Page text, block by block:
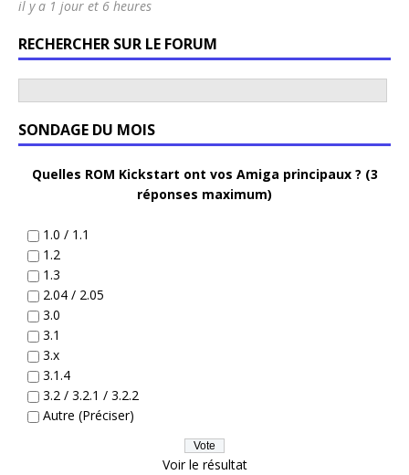
il y a 1 jour et 6 heures
RECHERCHER SUR LE FORUM
SONDAGE DU MOIS
Quelles ROM Kickstart ont vos Amiga principaux ? (3
réponses maximum)
1.0 / 1.1
1.2
1.3
2.04 / 2.05
3.0
3.1
3.x
3.1.4
3.2 / 3.2.1 / 3.2.2
Autre (Préciser)
Voir le résultat